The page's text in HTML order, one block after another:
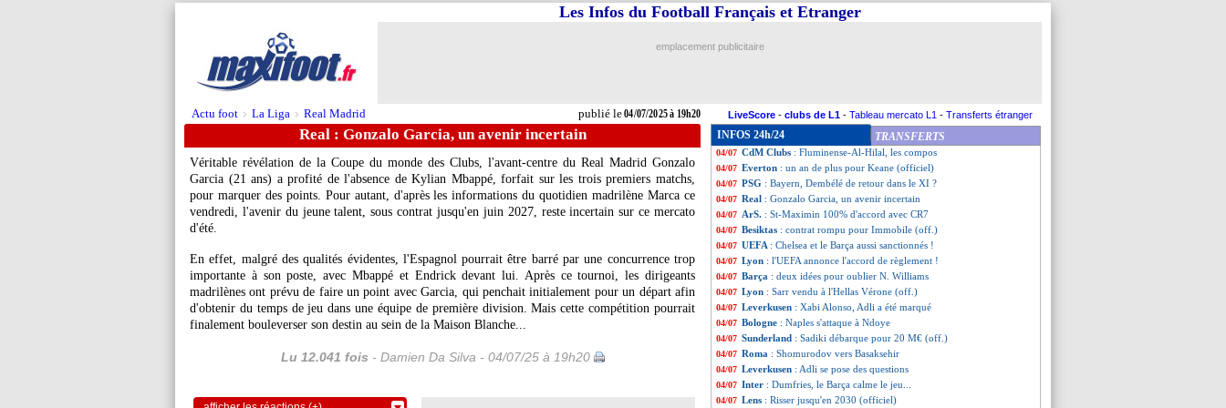
Actu foot > La Liga > Real Madrid publié le04/07/2025 à 19h20
Les Infos du Football Français et Etranger
emplacement publicitaire
LiveScore - clubs de L1 - Tableau mercato L1 - Transferts étranger
Real : Gonzalo Garcia, un avenir incertain
Véritable révélation de la Coupe du monde des Clubs, l'avant-centre du Real Madrid Gonzalo
Garcia (21 ans) a profité de l'absence de Kylian Mbappé, forfait sur les trois premiers matchs,
pour marquer des points. Pour autant, d'après les informations du quotidien madrilène Marca ce
vendredi, l'avenir du jeune talent, sous contrat jusqu'en juin 2027, reste incertain sur ce mercato
d'été.
En effet, malgré des qualités évidentes, l'Espagnol pourrait être barré par une concurrence trop
importante à son poste, avec Mbappé et Endrick devant lui. Après ce tournoi, les dirigeants
madrilènes ont prévu de faire un point avec Garcia, qui penchait initialement pour un départ afin
d'obtenir du temps de jeu dans une équipe de première division. Mais cette compétition pourrait
finalement bouleverser son destin au sein de la Maison Blanche...
Lu 12.041 fois - Damien Da Silva - 04/07/25 à 19h20
INFOS 24h/24 TRANSFERTS
04/07 Lens: Kvistgaarden ne viendra pas
04/07 VIDEO
04/07 PSG: Dembélé et le BO, Al-Khelaïfi cash !
04/07 Euro (f): la Suède domine le Danemark
04/07 CdM Clubs : Fluminense-Al-Hilal, les compos
04/07 Everton : un an de plus pour Keane (officiel)
04/07 PSG : Bayern, Dembélé de retour dans le XI ?
04/07 Real : Gonzalo Garcia, un avenir incertain
04/07 ArS. : St-Maximin 100% d'accord avec CR7
04/07 Besiktas : contrat rompu pour Immobile (off.)
04/07 UEFA : Chelsea et le Barça aussi sanctionnés !
04/07 Lyon : l'UEFA annonce l'accord de règlement !
04/07 Barça : deux idées pour oublier N. Williams
04/07 Lyon : Sarr vendu à l'Hellas Vérone (off.)
04/07 Leverkusen : Xabi Alonso, Adli a été marqué
04/07 Bologne : Naples s'attaque à Ndoye
04/07 Sunderland : Sadiki débarque pour 20 M€ (off.)
04/07 Roma : Shomurodov vers Basaksehir
04/07 Leverkusen : Adli se pose des questions
04/07 Inter : Dumfries, le Barça calme le jeu...
04/07 Lens : Risser jusqu'en 2030 (officiel)